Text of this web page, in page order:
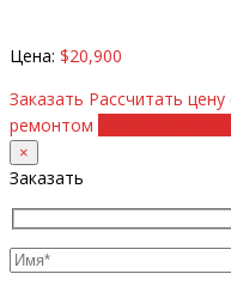
Цена: $20,900
Заказать Рассчитать
ремонтом
×
Заказать